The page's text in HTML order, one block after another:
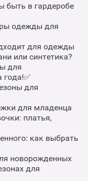
быть в гардеробе
одежды для
для одежды
или синтетика?
для
для
для младенца
платья,
как выбрать
новорожденных
для